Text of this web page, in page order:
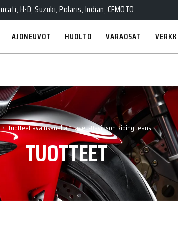
H-D, Suzuki, Polaris, Indian, CFMOTO
AJONEUVOT HUOLTO VARAOSAT
› Tuotteet avainsanalla “Harley-Davidson Riding Jeans”
TUOTTEET